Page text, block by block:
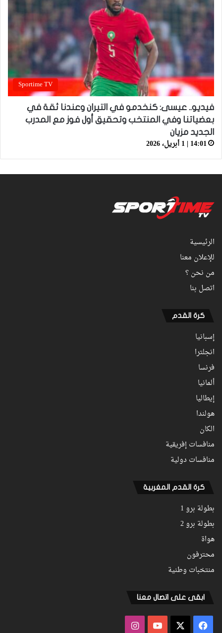
Sportime TV
فيديو.. عيسى: كنخدمو في التيران وعندنا ثقة في
بعضياتنا وفي المنتخب وتحقيق أول فوز مع المدرب
الجديد مزيان
14:01 | 1 أبريل، 2026
الرئيسية
للإعلان معنا
من نحن ؟
اتصل بنا
كرة القدم
إسبانيا
انجلترا
فرنسا
ألمانيا
إيطاليا
هولندا
الكان
منافسات إفريقية
منافسات دولية
كرة القدم المغربية
بطولة برو 1
بطولة برو 2
هواة
محترفون
منتخبات وطنية
ابقى على اتصال معنا
فيسبوك ‫YouTubeانستقرام